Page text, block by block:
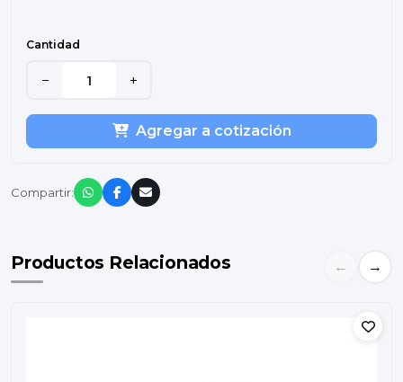
Cantidad
− +
Agregar a cotización
Compartir:
Productos Relacionados ← →